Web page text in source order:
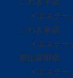
イエステー
いわき泉店
イエステー
郡山富田店
イエステー